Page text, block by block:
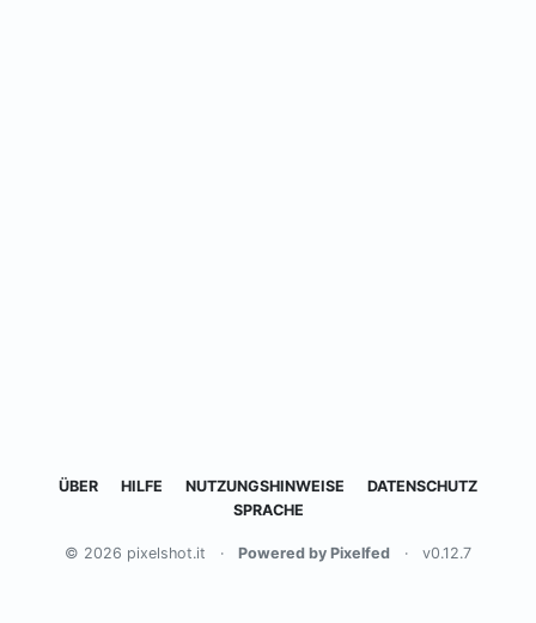
ÜBER HILFE NUTZUNGSHINWEISE
DATENSCHUTZ
SPRACHE
© 2026 pixelshot.it · Powered by Pixelfed · v0.12.7